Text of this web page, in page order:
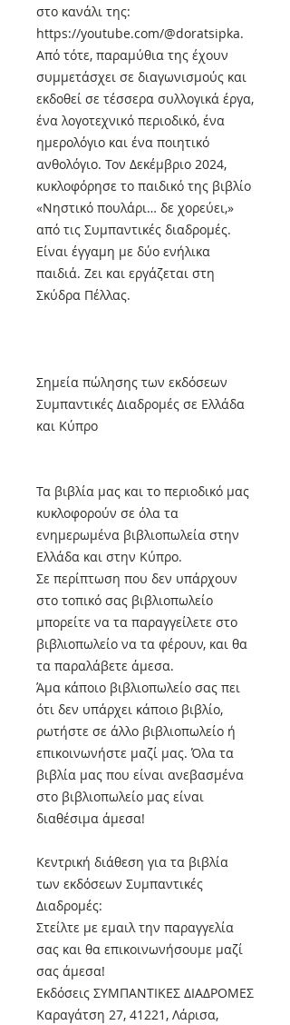
στο κανάλι της:
https://youtube.com/@doratsipka.
Από τότε, παραμύθια της έχουν
συμμετάσχει σε διαγωνισμούς και
εκδοθεί σε τέσσερα συλλογικά έργα,
ένα λογοτεχνικό περιοδικό, ένα
ημερολόγιο και ένα ποιητικό
ανθολόγιο. Τον Δεκέμβριο 2024,
κυκλοφόρησε το παιδικό της βιβλίο
«Νηστικό πουλάρι… δε χορεύει,»
από τις Συμπαντικές διαδρομές.
Είναι έγγαμη με δύο ενήλικα
παιδιά. Ζει και εργάζεται στη
Σκύδρα Πέλλας.
Σημεία πώλησης των εκδόσεων
Συμπαντικές Διαδρομές σε Ελλάδα
και Κύπρο
Τα βιβλία μας και το περιοδικό μας
κυκλοφορούν σε όλα τα
ενημερωμένα βιβλιοπωλεία στην
Ελλάδα και στην Κύπρο.
Σε περίπτωση που δεν υπάρχουν
στο τοπικό σας βιβλιοπωλείο
μπορείτε να τα παραγγείλετε στο
βιβλιοπωλείο να τα φέρουν, και θα
τα παραλάβετε άμεσα.
Άμα κάποιο βιβλιοπωλείο σας πει
ότι δεν υπάρχει κάποιο βιβλίο,
ρωτήστε σε άλλο βιβλιοπωλείο ή
επικοινωνήστε μαζί μας. Όλα τα
βιβλία μας που είναι ανεβασμένα
στο βιβλιοπωλείο μας είναι
διαθέσιμα άμεσα!
Κεντρική διάθεση για τα βιβλία
των εκδόσεων Συμπαντικές
Διαδρομές:
Στείλτε με εμαιλ την παραγγελία
σας και θα επικοινωνήσουμε μαζί
σας άμεσα!
Εκδόσεις ΣΥΜΠΑΝΤΙΚΕΣ ΔΙΑΔΡΟΜΕΣ
Καραγάτση 27, 41221, Λάρισα,